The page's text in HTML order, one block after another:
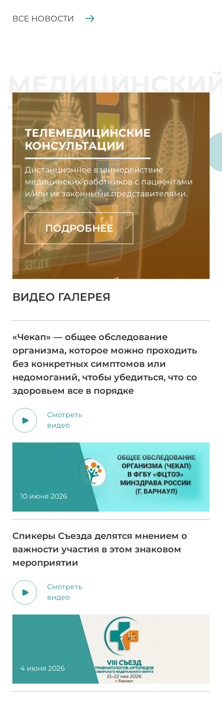
ВСЕ НОВОСТИ
ТЕЛЕМЕДИЦИНСКИЕ
КОНСУЛЬТАЦИИ
Дистанционное взаимодействие
медицинских работников с пациентами
и/или их законными представителями.
ПОДРОБНЕЕ
ВИДЕО ГАЛЕРЕЯ
«Чекап» — общее обследование
организма, которое можно проходить
без конкретных симптомов или
недомоганий, чтобы убедиться, что со
здоровьем все в порядке
Смотреть
видео
10 июня 2026
Спикеры Съезда делятся мнением о
важности участия в этом знаковом
мероприятии
Смотреть
видео
4 июня 2026